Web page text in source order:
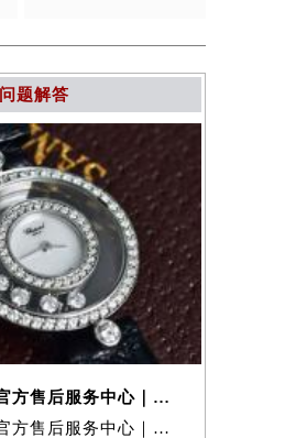
题解答
1、重庆萧邦官方售后服务中心｜全部地址与24小时客服电话权威信息公示
2、重庆萧邦官方售后服务中心｜官方热线和门店地址权威信息公示（2026年